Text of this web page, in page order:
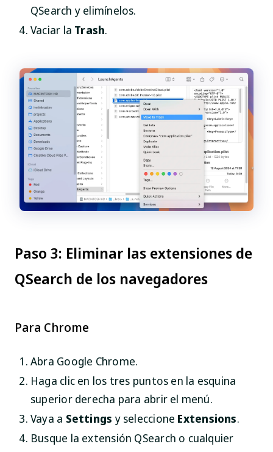
QSearch y elimínelos.
Vaciar la Trash.
Paso 3: Eliminar las extensiones de
QSearch de los navegadores
Para Chrome
Abra Google Chrome.
Haga clic en los tres puntos en la esquina
superior derecha para abrir el menú.
Vaya a Settings y seleccione Extensions.
Busque la extensión QSearch o cualquier